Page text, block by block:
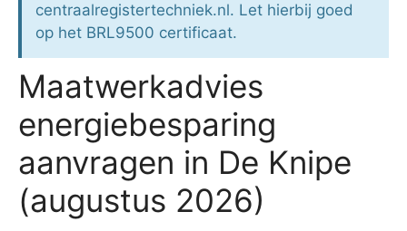
centraalregistertechniek.nl. Let hierbij goed
op het BRL9500 certificaat.
Maatwerkadvies
energiebesparing
aanvragen in De Knipe
(augustus 2026)